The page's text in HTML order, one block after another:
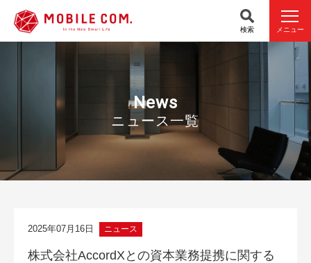
メニュー
検索
News
ニュース一覧
2025年07月16日 ニュース
株式会社AccordXとの資本業務提携に関する